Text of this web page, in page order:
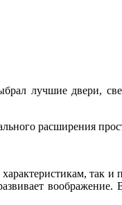
лучшие двери,
расширения
так